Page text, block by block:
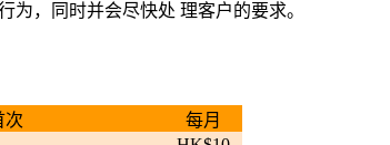
为，同时并会尽快处 理客户的要求。
次
每月